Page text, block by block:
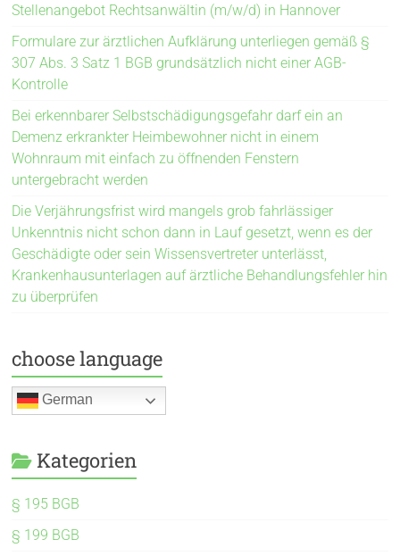
Stellenangebot Rechtsanwältin (m/w/d) in Hannover
Formulare zur ärztlichen Aufklärung unterliegen gemäß §
307 Abs. 3 Satz 1 BGB grundsätzlich nicht einer AGB-
Kontrolle
Bei erkennbarer Selbstschädigungsgefahr darf ein an
Demenz erkrankter Heimbewohner nicht in einem
Wohnraum mit einfach zu öffnenden Fenstern
untergebracht werden
Die Verjährungsfrist wird mangels grob fahrlässiger
Unkenntnis nicht schon dann in Lauf gesetzt, wenn es der
Geschädigte oder sein Wissensvertreter unterlässt,
Krankenhausunterlagen auf ärztliche Behandlungsfehler hin
zu überprüfen
choose language
German
Kategorien
§ 195 BGB
§ 199 BGB